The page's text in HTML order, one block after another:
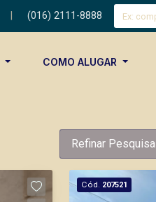
(016) 2111-8888
COMO ALUGAR
Refinar Pesquisa
Cód. 207521